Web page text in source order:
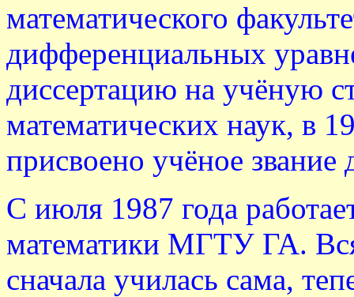
математического
дифференциальных
диссертацию на учёную
математических наук, в
присвоено учёное звание
С июля 1987 года
математики МГТУ ГА. Вся
сначала училась сама,